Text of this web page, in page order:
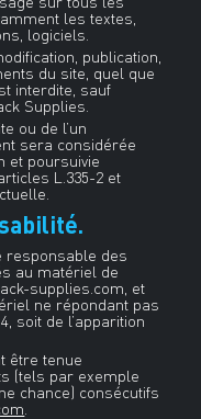
les textes,
logiciels.
publication,
du site, quel que
interdite, sauf
Supplies.
ou de l’un
sera considérée
et poursuivie
L.335-2 et
responsable des
au matériel de
supplies.com, et
ne répondant pas
soit de l’apparition
être tenue
(tels par exemple
chance) consécutifs